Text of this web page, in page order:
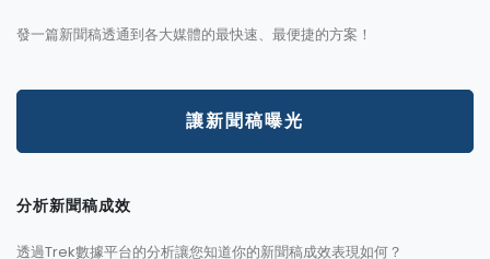
發一篇新聞稿透通到各大媒體的最快速、最便捷的方案！
讓新聞稿曝光
分析新聞稿成效
透過Trek數據平台的分析讓您知道你的新聞稿成效表現如何？